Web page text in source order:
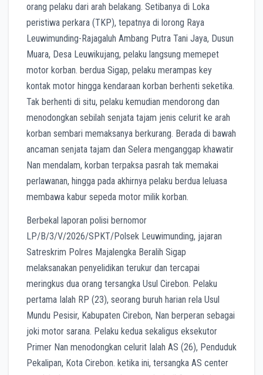
orang pelaku dari arah belakang. Setibanya di Loka
peristiwa perkara (TKP), tepatnya di lorong Raya
Leuwimunding-Rajagaluh Ambang Putra Tani Jaya, Dusun
Muara, Desa Leuwikujang, pelaku langsung memepet
motor korban. berdua Sigap, pelaku merampas key
kontak motor hingga kendaraan korban berhenti seketika.
Tak berhenti di situ, pelaku kemudian mendorong dan
menodongkan sebilah senjata tajam jenis celurit ke arah
korban sembari memaksanya berkurang. Berada di bawah
ancaman senjata tajam dan Selera menganggap khawatir
Nan mendalam, korban terpaksa pasrah tak memakai
perlawanan, hingga pada akhirnya pelaku berdua leluasa
membawa kabur sepeda motor milik korban.
Berbekal laporan polisi bernomor
LP/B/3/V/2026/SPKT/Polsek Leuwimunding, jajaran
Satreskrim Polres Majalengka Beralih Sigap
melaksanakan penyelidikan terukur dan tercapai
meringkus dua orang tersangka Usul Cirebon. Pelaku
pertama Ialah RP (23), seorang buruh harian rela Usul
Mundu Pesisir, Kabupaten Cirebon, Nan berperan sebagai
joki motor sarana. Pelaku kedua sekaligus eksekutor
Primer Nan menodongkan celurit Ialah AS (26), Penduduk
Pekalipan, Kota Cirebon. ketika ini, tersangka AS center